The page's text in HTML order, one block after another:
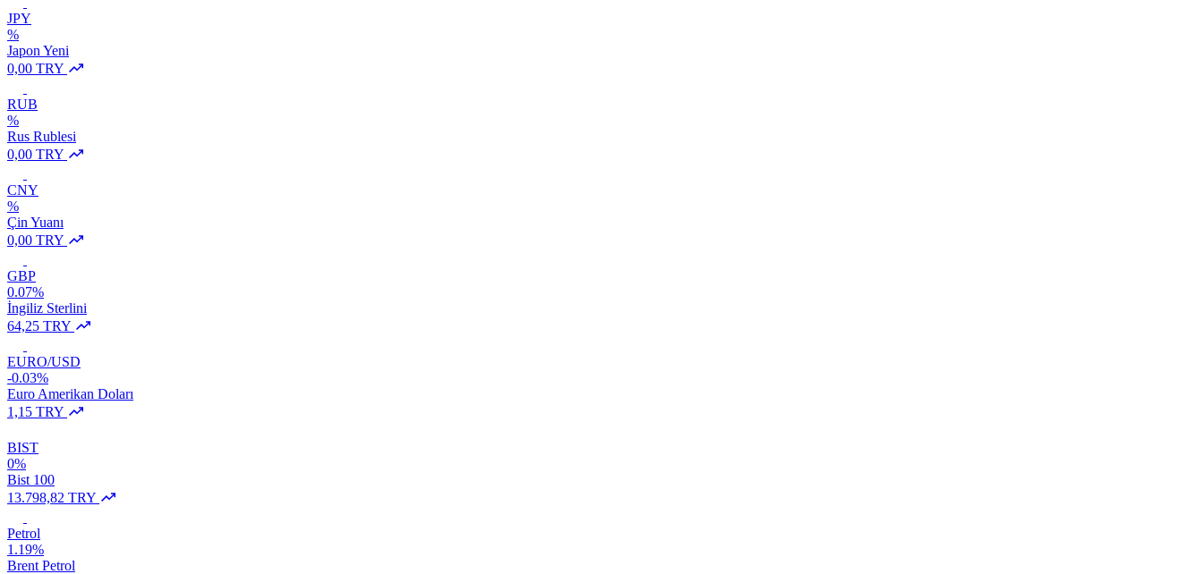
JPY
%
Japon Yeni
0,00 TRY
RUB
%
Rus Rublesi
0,00 TRY
CNY
%
Çin Yuanı
0,00 TRY
GBP
0.07%
İngiliz Sterlini
64,25 TRY
EURO/USD
-0.03%
Euro Amerikan Doları
1,15 TRY
BIST
0%
Bist 100
13.798,82 TRY
Petrol
1.19%
Brent Petrol